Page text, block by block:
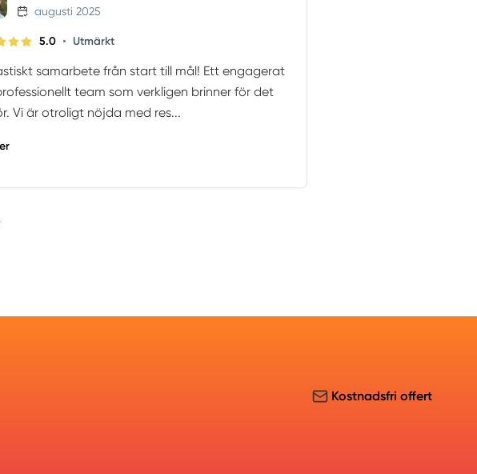
augusti 2025
5.0 • Utmärkt
samarbete från start till mål! Ett engagerat
team som verkligen brinner för det
Vi är otroligt nöjda med res...
Kostnadsfri offert